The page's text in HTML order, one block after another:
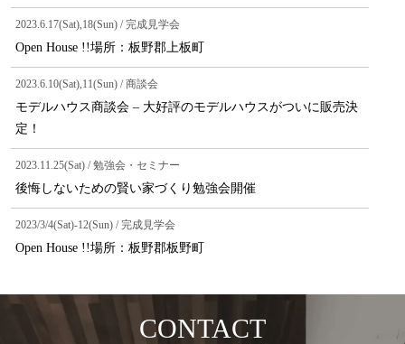
2023.6.17(Sat),18(Sun) / 完成見学会
Open House !!場所：板野郡上板町
2023.6.10(Sat),11(Sun) / 商談会
モデルハウス商談会 – 大好評のモデルハウスがついに販売決
定！
2023.11.25(Sat) / 勉強会・セミナー
後悔しないための賢い家づくり勉強会開催
2023/3/4(Sat)-12(Sun) / 完成見学会
Open House !!場所：板野郡板野町
CONTACT